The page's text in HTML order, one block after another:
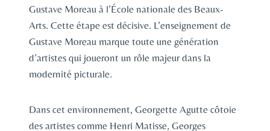
Gustave Moreau à l’École nationale des Beaux-
Arts. Cette étape est décisive. L’enseignement de
Gustave Moreau marque toute une génération
d’artistes qui joueront un rôle majeur dans la
modernité picturale.
Dans cet environnement, Georgette Agutte côtoie
des artistes comme Henri Matisse, Georges